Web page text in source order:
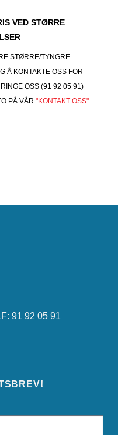
VED STØRRE
STØRRE/TYNGRE
Å KONTAKTE OSS FOR
OSS (91 92 05 91)
PÅ VÅR "KONTAKT OSS"
91 92 05 91